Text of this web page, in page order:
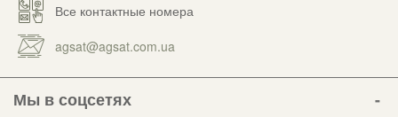
Все контактные номера
agsat@agsat.com.ua
Мы в соцсетях